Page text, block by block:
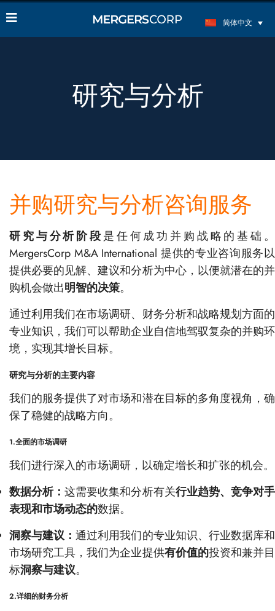
简体中文
研究与分析
并购研究与分析咨询服务
研究与分析阶段是任何成功并购战略的基础。
MergersCorp M&A International 提供的专业咨询服务以
提供必要的见解、建议和分析为中心，以便就潜在的并
购机会做出明智的决策。
通过利用我们在市场调研、财务分析和战略规划方面的
专业知识，我们可以帮助企业自信地驾驭复杂的并购环
境，实现其增长目标。
研究与分析的主要内容
我们的服务提供了对市场和潜在目标的多角度视角，确
保了稳健的战略方向。
1.全面的市场调研
我们进行深入的市场调研，以确定增长和扩张的机会。
数据分析：这需要收集和分析有关行业趋势、竞争对手
表现和市场动态的数据。
洞察与建议：通过利用我们的专业知识、行业数据库和
市场研究工具，我们为企业提供有价值的投资和兼并目
标洞察与建议。
2.详细的财务分析